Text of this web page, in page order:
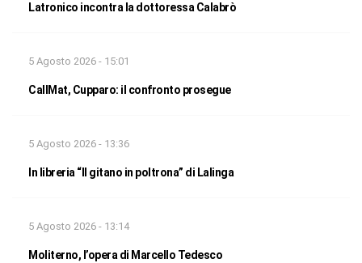
Latronico incontra la dottoressa Calabrò
5 Agosto 2026 - 15:01
CallMat, Cupparo: il confronto prosegue
5 Agosto 2026 - 13:36
In libreria “Il gitano in poltrona” di Lalinga
5 Agosto 2026 - 13:14
Moliterno, l’opera di Marcello Tedesco